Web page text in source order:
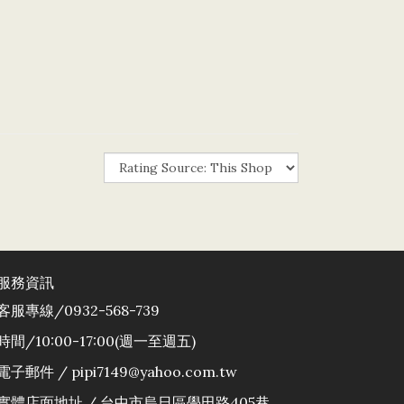
務資訊
服專線/0932-568-739
間/10:00-17:00(週一至週五)
子郵件 / pipi7149@yahoo.com.tw